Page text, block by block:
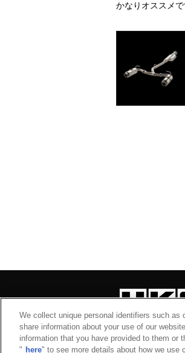
かなりオススメ
サイト
We collect unique personal identifiers such
share information about your use of our
information that you have provided to them
" here" to see more details about how we use